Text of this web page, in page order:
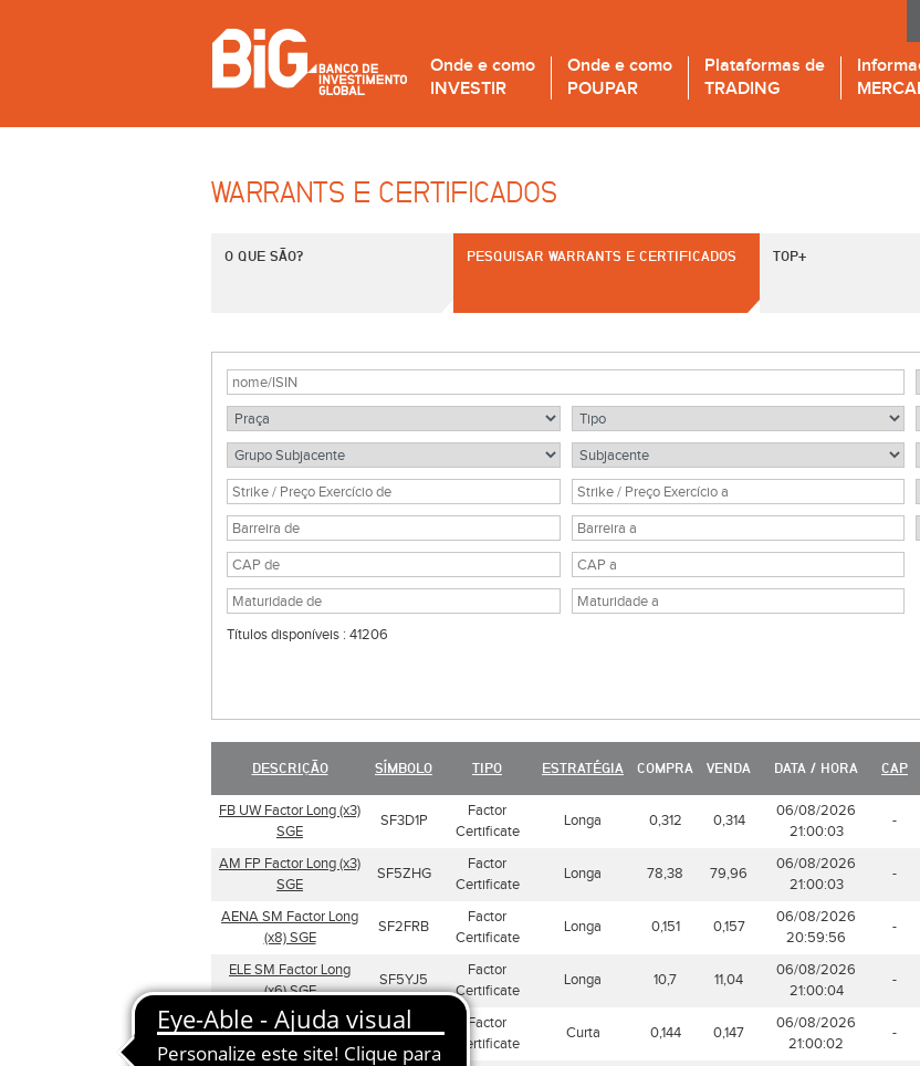
Onde e como
INVESTIR
Onde e como
POUPAR
Plataformas de
TRADING
WARRANTS E CERTIFICADOS
O QUE SÃO? PESQUISAR WARRANTS E CERTIFICADOS TOP+
Títulos disponíveis : 41206
DESCRIÇÃO SÍMBOLO TIPO ESTRATÉGIA COMPRA VENDA DATA / HORA CAP
FB UW Factor Long (x3)
SGE
SF3D1P
Factor
Certificate
Longa 0,312 0,314
06/08/2026
21:00:03
-
AM FP Factor Long (x3)
SGE
SF5ZHG
Factor
Certificate
Longa 78,38 79,96
06/08/2026
21:00:03
-
AENA SM Factor Long
(x8) SGE
SF2FRB
Factor
Certificate
Longa 0,151 0,157
06/08/2026
20:59:56
-
ELE SM Factor Long
(x6) SGE
SF5YJ5
Factor
Certificate
Longa 10,7 11,04
06/08/2026
21:00:04
-
RNO FP Factor Short
(x3) SGE
SF52V3
Factor
Certificate
Curta 0,144 0,147
06/08/2026
21:00:02
-